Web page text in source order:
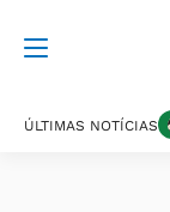
ÚLTIMAS NOTÍCIAS